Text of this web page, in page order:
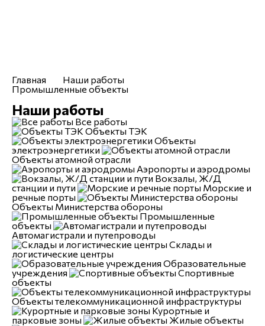
Главная
Наши работы
Промышленные объекты
Наши работы
Все работы
Объекты ТЭК
Объекты
электроэнергетики
Объекты атомной отрасли
Аэропорты и аэродромы
Вокзалы, Ж/Д
станции и пути
Морские и
речные порты
Объекты Министерства обороны
Промышленные
объекты
Автомагистрали и путепроводы
Склады и
логистические центры
Образовательные
учреждения
Спортивные
объекты
Объекты телекоммуникационной инфраструктуры
Курортные и
парковые зоны
Жилые объекты